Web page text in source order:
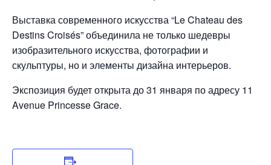
Выставка современного искусства “Le Chateau des
Destins Croisés” объединила не только шедевры
изобразительного искусства, фотографии и
скульптуры, но и элементы дизайна интерьеров.
Экспозиция будет открыта до 31 января по адресу 11
Avenue Princesse Grace.